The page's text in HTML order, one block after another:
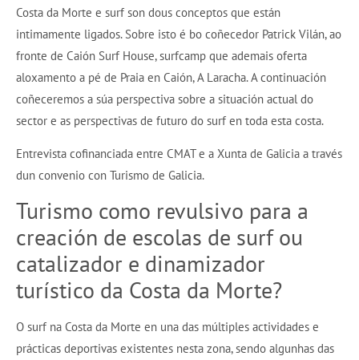
Costa da Morte e surf son dous conceptos que están
intimamente ligados. Sobre isto é bo coñecedor Patrick Vilán, ao
fronte de Caión Surf House, surfcamp que ademais oferta
aloxamento a pé de Praia en Caión, A Laracha. A continuación
coñeceremos a súa perspectiva sobre a situación actual do
sector e as perspectivas de futuro do surf en toda esta costa.
Entrevista cofinanciada entre CMAT e a Xunta de Galicia a través
dun convenio con Turismo de Galicia.
Turismo como revulsivo para a
creación de escolas de surf ou
catalizador e dinamizador
turístico da Costa da Morte?
O surf na Costa da Morte en una das múltiples actividades e
prácticas deportivas existentes nesta zona, sendo algunhas das